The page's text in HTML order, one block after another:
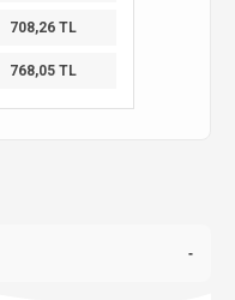
708,26 TL
768,05 TL
-